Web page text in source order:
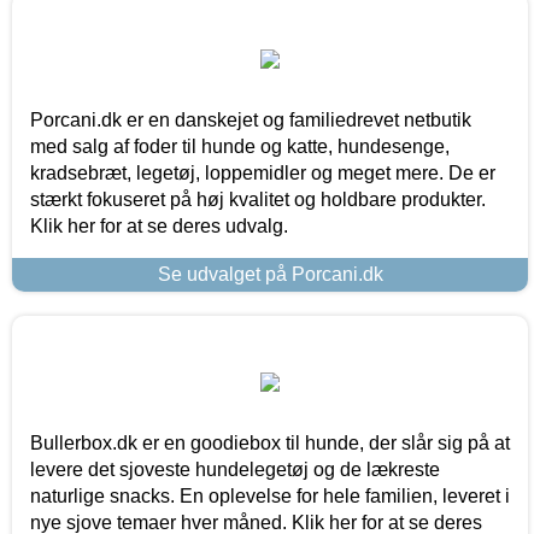
Porcani.dk er en danskejet og familiedrevet netbutik
med salg af foder til hunde og katte, hundesenge,
kradsebræt, legetøj, loppemidler og meget mere. De er
stærkt fokuseret på høj kvalitet og holdbare produkter.
Klik her for at se deres udvalg.
Se udvalget på Porcani.dk
Bullerbox.dk er en goodiebox til hunde, der slår sig på at
levere det sjoveste hundelegetøj og de lækreste
naturlige snacks. En oplevelse for hele familien, leveret i
nye sjove temaer hver måned. Klik her for at se deres